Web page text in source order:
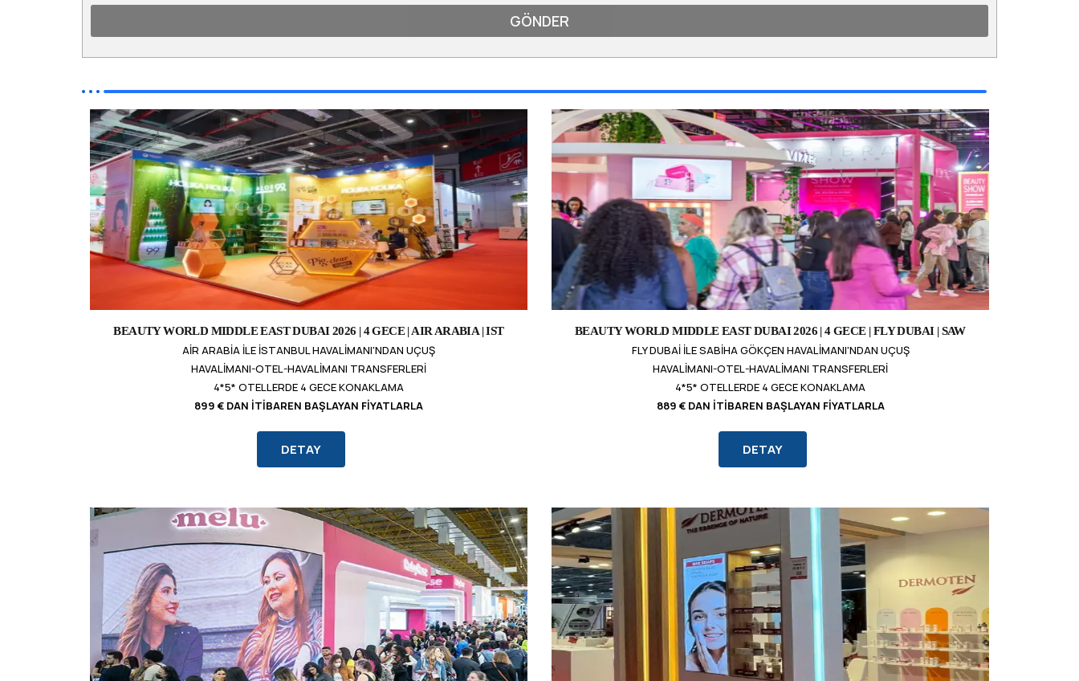
GÖNDER
BEAUTY WORLD MIDDLE EAST DUBAI 2026 | 4 GECE | AIR ARABIA | IST
AIR ARABIA ILE İSTANBUL HAVALIMANI'NDAN UÇUŞ
HAVALIMANI-OTEL-HAVALIMANI TRANSFERLERI
4*5* OTELLERDE 4 GECE KONAKLAMA
899 € DAN İTIBAREN BAŞLAYAN FIYATLARLA
DETAY
BEAUTY WORLD MIDDLE EAST DUBAI 2026 | 4 GECE | FLY DUBAI | SAW
FLY DUBAI ILE SABIHA GÖKÇEN HAVALIMANI'NDAN UÇUŞ
HAVALIMANI-OTEL-HAVALIMANI TRANSFERLERI
4*5* OTELLERDE 4 GECE KONAKLAMA
889 € DAN İTIBAREN BAŞLAYAN FIYATLARLA
DETAY